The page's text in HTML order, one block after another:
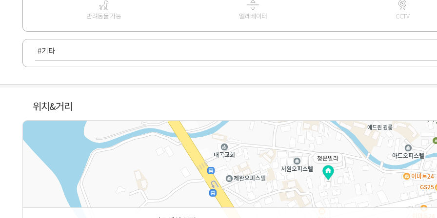
반려동물 가능 엘레베이터 CCTV
#기타
위치&거리
청운빌라